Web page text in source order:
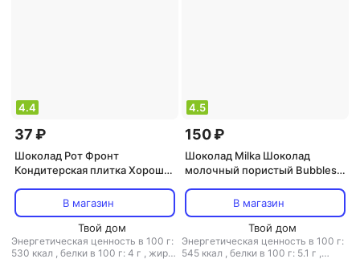
4.4
37 ₽
Шоколад Рот Фронт
Кондитерская плитка Хорошая
В магазин
Твой дом
Энергетическая ценность в 100 г:
530 ккал , белки в 100 г: 4 г , жиры
4.5
150 ₽
Шоколад Milka Шоколад
молочный пористый Bubbles с
начинкой, 87 гВ магазин
Твой дом
Энергетическая ценность в 100 г:
545 ккал , белки в 100 г: 5.1 г ,